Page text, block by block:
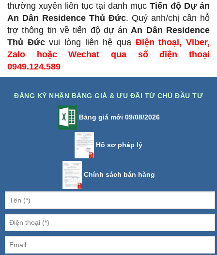
thường xuyên liên tục tại danh mục Tiến độ Dự án
An Dân Residence Thủ Đức. Quý anh/chị cần hỗ
trợ thông tin về tiến độ dự án An Dân Residence
Thủ Đứcvui lòng liên hệ qua Điện thoại, Viber,
Zalo hoặc Wechat qua số điện thoại
0949.124.589
ĐĂNG KÝ NHẬN BẢNG GIÁ & ƯU ĐÃI TỪ CHỦ ĐẦU TƯ
Bảng giá mới 09/08/2026
Hồ sơ pháp lý
Chính sách bán hàng